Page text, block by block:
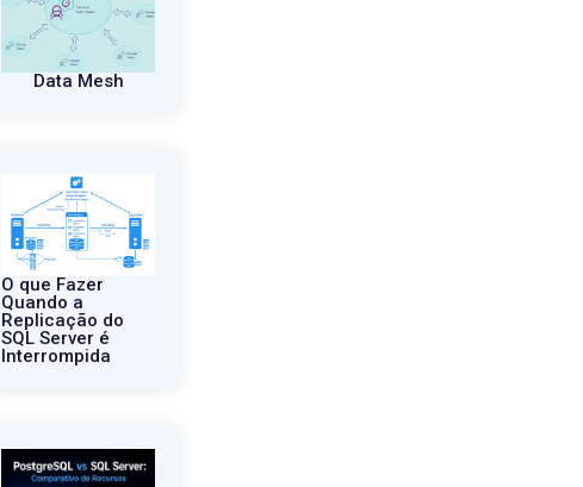
Data Mesh
O que Fazer
Quando a
Replicação do
SQL Server é
Interrompida